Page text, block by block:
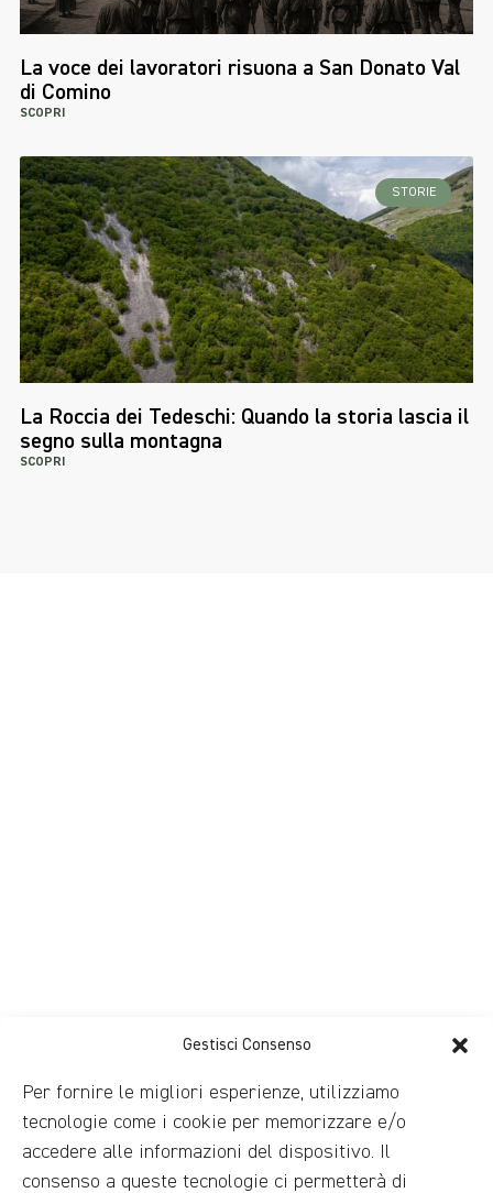
Gestisci Consenso
Per fornire le migliori esperienze, utilizziamo
tecnologie come i cookie per memorizzare e/o
accedere alle informazioni del dispositivo. Il
consenso a queste tecnologie ci permetterà di
La voce dei lavoratori risuona a San Donato Val
di Comino
SCOPRI
STORIE
La Roccia dei Tedeschi: Quando la storia lascia il
segno sulla montagna
SCOPRI